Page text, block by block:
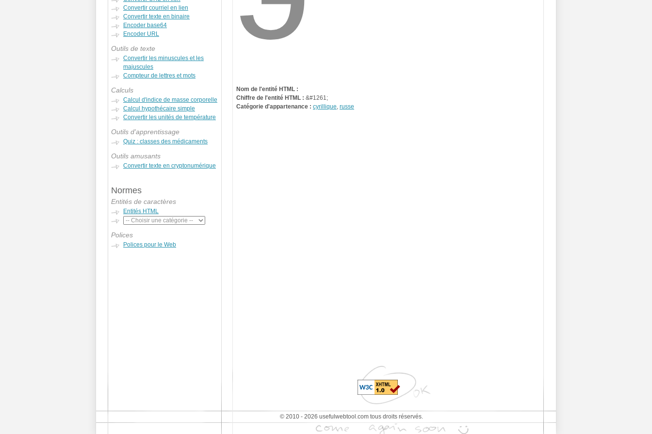
Convertir courriel en lien
Convertir texte en binaire
Encoder base64
Encoder URL
Outils de texte
Convertir les minuscules et les
majuscules
Compteur de lettres et mots
Calculs
Calcul d'indice de masse corporelle
Calcul hypothécaire simple
Convertir les unités de température
Outils d'apprentissage
Quiz : classes des médicaments
Outils amusants
Convertir texte en cryptonumérique
Normes
Entités de caractères
Entités HTML
Polices
Polices pour le Web
Nom de l'entité HTML :
Chiffre de l'entité HTML : &#1261;
Catégorie d'appartenance : cyrillique, russe
© 2010 - 2026 usefulwebtool.com tous droits réservés.